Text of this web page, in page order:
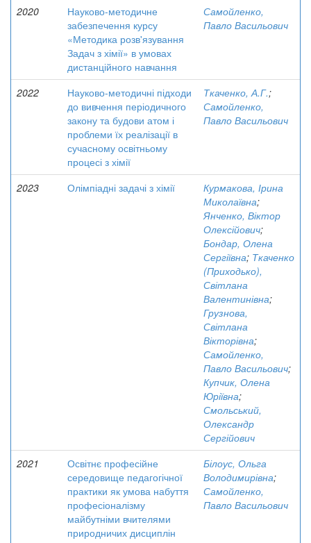
2020
Науково-методичне
забезпечення курсу
«Методика розв'язування
Задач з хімії» в умовах
дистанційного навчання
Самойленко,
Павло Васильович
2022
Науково-методичні підходи
до вивчення періодичного
закону та будови атом і
проблеми їх реалізації в
сучасному освітньому
процесі з хімії
Ткаченко, А.Г.;
Самойленко,
Павло Васильович
2023 Олімпіадні задачі з хімії
Курмакова, Ірина
Миколаївна;
Янченко, Віктор
Олексійович;
Бондар, Олена
Сергіївна; Ткаченко
(Приходько),
Світлана
Валентинівна;
Грузнова,
Світлана
Вікторівна;
Самойленко,
Павло Васильович;
Купчик, Олена
Юріївна;
Смольський,
Олександр
Сергійович
2021
Освітнє професійне
середовище педагогічної
практики як умова набуття
професіоналізму
майбутніми вчителями
природничих дисциплін
Білоус, Ольга
Володимирівна;
Самойленко,
Павло Васильович